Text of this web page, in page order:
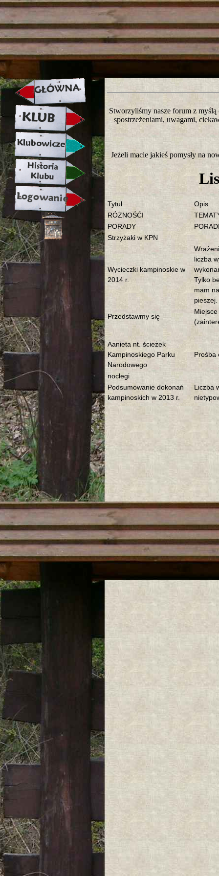
strona w naprawie zapraszamy
Stworzyliśmy nasze forum z
spostrzeżeniami, uwagami,
Jeżeli macie jakieś pomysły na
Tytuł
Opis
RÓŻNOŚĆI
PORADY
Strzyżaki w KPN
Wycieczki kampinoskie w
2014 r.
liczba
Tylko
mam
pieszej.
Przedstawmy się
Aanieta nt. ścieżek
Kampinoskiego Parku
Narodowego
Prośba
noclegi
Podsumowanie dokonań
kampinoskich w 2013 r.
Liczba